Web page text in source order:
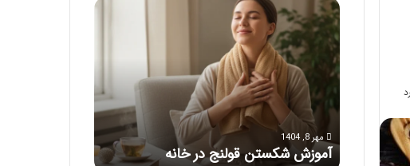
ماساژ
برای
بهبود
تمرکز
ذهنی؛
با
این
حواس‌جمع
شوید!
مرداد 6, 1404
ماساژ برای بهبود تمرکز ذهنی؛ با این
ماساژ حواس‌جمع شوید!
راهنمای
بعد
از